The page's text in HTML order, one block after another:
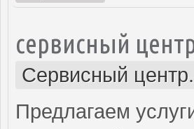
сервисный
Сервисный
Предлагаем